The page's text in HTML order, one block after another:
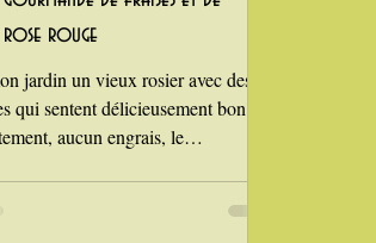
rose rouge
jardin un vieux rosier avec des
qui sentent délicieusement bon.
aucun engrais, le